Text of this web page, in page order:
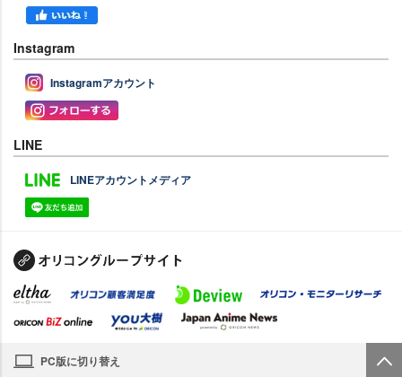
Instagram
Instagramアカウント
LINE
LINEアカウントメディア
PC版に切り替え